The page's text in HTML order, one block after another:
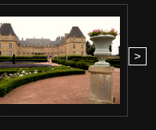
>